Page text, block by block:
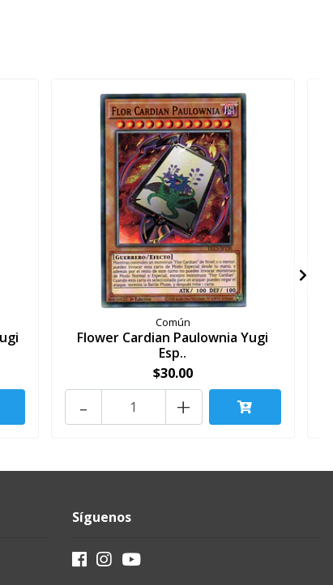
Común
Flower Cardian Paulownia Yugi
Esp..
$30.00
+
-
Síguenos